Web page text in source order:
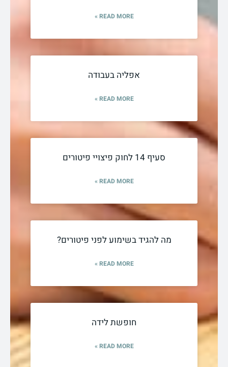
READ MORE »
אפליה בעבודה
READ MORE »
סעיף 14 לחוק פיצויי פיטורים
READ MORE »
מה להגיד בשימוע לפני פיטורים?
READ MORE »
חופשת לידה
READ MORE »